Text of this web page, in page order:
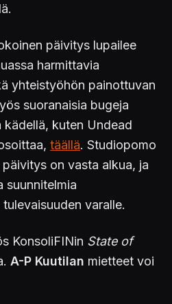
päivitys lupailee
harmittavia
yhteistyöhön painottuvan
suoranaisia bugeja
kuten Undead
täällä. Studiopomo
päivitys on vasta alkua, ja
suunnitelmia
varalle.
KonsoliFINin State of
A-P Kuutilan mietteet voi